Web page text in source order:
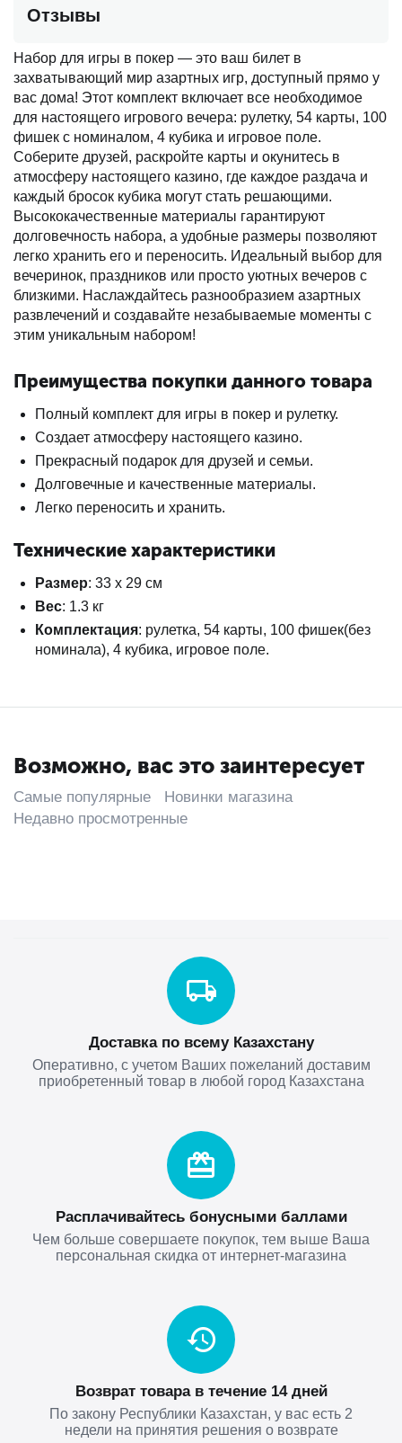
Отзывы
Набор для игры в покер — это ваш билет в
захватывающий мир азартных игр, доступный прямо у
вас дома! Этот комплект включает все необходимое
для настоящего игрового вечера: рулетку, 54 карты, 100
фишек с номиналом, 4 кубика и игровое поле.
Соберите друзей, раскройте карты и окунитесь в
атмосферу настоящего казино, где каждое раздача и
каждый бросок кубика могут стать решающими.
Высококачественные материалы гарантируют
долговечность набора, а удобные размеры позволяют
легко хранить его и переносить. Идеальный выбор для
вечеринок, праздников или просто уютных вечеров с
близкими. Наслаждайтесь разнообразием азартных
развлечений и создавайте незабываемые моменты с
этим уникальным набором!
Преимущества покупки данного товара
Полный комплект для игры в покер и рулетку.
Создает атмосферу настоящего казино.
Прекрасный подарок для друзей и семьи.
Долговечные и качественные материалы.
Легко переносить и хранить.
Технические характеристики
Размер: 33 х 29 см
Вес: 1.3 кг
Комплектация: рулетка, 54 карты, 100 фишек(без
номинала), 4 кубика, игровое поле.
Возможно, вас это заинтересует
Самые популярные
Новинки магазина
Недавно просмотренные
Доставка по всему Казахстану
Оперативно, с учетом Ваших пожеланий доставим
приобретенный товар в любой город Казахстана
Расплачивайтесь бонусными баллами
Чем больше совершаете покупок, тем выше Ваша
персональная скидка от интернет-магазина
Возврат товара в течение 14 дней
По закону Республики Казахстан, у вас есть 2
недели на принятия решения о возврате